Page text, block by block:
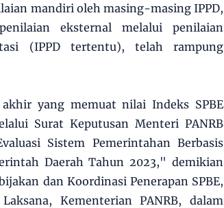
mandiri oleh masing-masing IPPD,
eksternal melalui penilaian
(IPPD tertentu), telah rampung
yang memuat nilai Indeks SPBE
Surat Keputusan Menteri PANRB
Sistem Pemerintahan Berbasis
Daerah Tahun 2023," demikian
dan Koordinasi Penerapan SPBE,
Kementerian PANRB, dalam